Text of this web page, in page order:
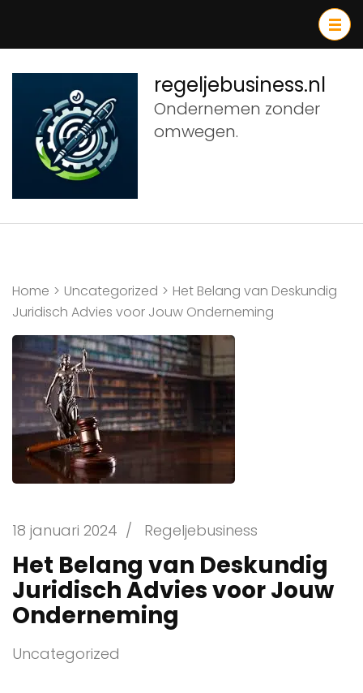
inhoud
(druk
Enter)
regeljebusiness.nl
Ondernemen zonder
omwegen.
Home > Uncategorized > Het Belang van Deskundig
Juridisch Advies voor Jouw Onderneming
18 januari 2024 / Regeljebusiness
Het Belang van Deskundig
Juridisch Advies voor Jouw
Onderneming
Uncategorized